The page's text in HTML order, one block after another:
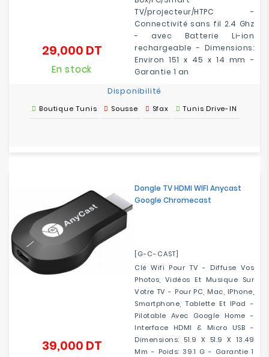
TV/projecteur/HTPC -
Connectivité sans fil 2.4 Ghz
- avec Batterie Li-ion
rechargeable - Dimensions:
Environ 151 x 45 x 14 mm -
Garantie 1 an
29,000 DTPrix
En stock
Disponibilité
Boutique Tunis Sousse Sfax Tunis Drive-IN
Dongle TV HDMI WIFI Anycast
Google Chromecast
[G-C-CAST]
Clé Wifi Pour TV - Diffuse Vos
Photos, Vidéos Et Musique Sur
Votre TV - Pour PC, Mac, IPhone,
Smartphone, Tablette Et IPad -
Pilotable Avec Google Home -
Interface HDMI & Micro USB -
Dimensions: 51.9 X 51.9 X 13.49
Mm - Poids: 39.1 G - Garantie 1
39,000 DTPrix